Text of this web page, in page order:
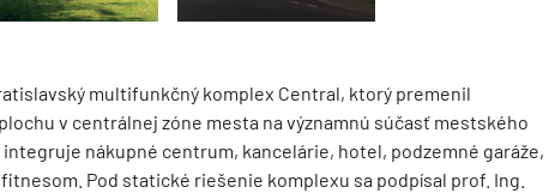
multifunkčný komplex Central, ktorý premenil
v centrálnej zóne mesta na významnú súčasť mestského
nákupné centrum, kancelárie, hotel, podzemné garáže,
Pod statické riešenie komplexu sa podpísal prof. Ing.